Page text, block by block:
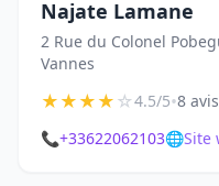
Najate Lamane
2 Rue du Colonel
Vannes
★★★★☆4.5/5•8 avis
📞+33622062103🌐Site